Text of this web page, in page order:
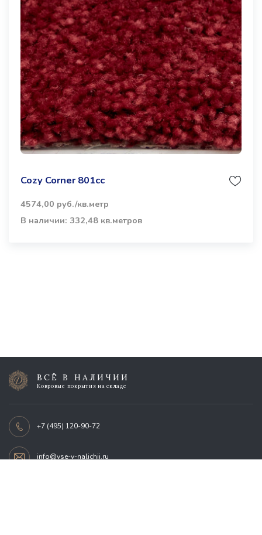
Cozy Corner 801cc
4574,00 руб./кв.метр
В наличии: 332,48 кв.метров
ВСЁ В НАЛИЧИИ
Ковровые покрытия на складе
+7 (495) 120-90-72
info@vse-v-nalichii.ru